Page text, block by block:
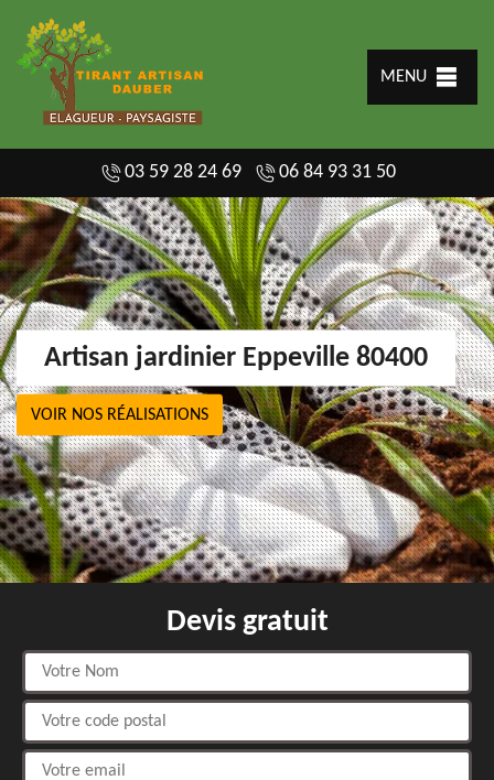
MENU
03 59 28 24 69 06 84 93 31 50
Artisan jardinier Eppeville 80400
VOIR NOS RÉALISATIONS
Devis gratuit